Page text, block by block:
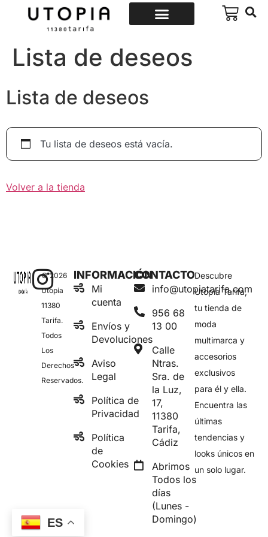
Lista de deseos
Lista de deseos
Tu lista de deseos está vacía.
Volver a la tienda
© 2026
Utopía
11380
Tarifa.
Todos
Los
Derechos
Reservados.
Descubre
Utopía Tarifa,
tu tienda de
moda
multimarca y
accesorios
exclusivos
para él y ella.
Encuentra las
últimas
tendencias y
looks únicos en
un solo lugar.
CONTACTO
info@utopiatarifa.com
956 68
13 00
Calle
Ntras.
Sra. de
la Luz,
17,
11380
Tarifa,
Cádiz
Abrimos
Todos los
días
(Lunes -
Domingo)
INFORMACIÓN
Mi
cuenta
Envíos y
Devoluciones
Aviso
Legal
Política de
Privacidad
Política
de
Cookies
ES